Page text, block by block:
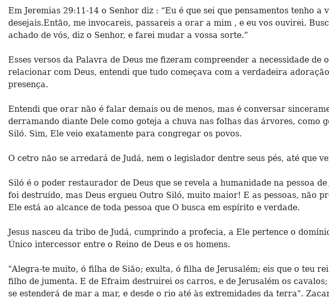
Em Jeremias 29:11-14 o Senhor diz : “Eu é que sei que pensamentos tenho
desejais.Então, me invocareis, passareis a orar a mim , e eu vos ouvirei.
achado de vós, diz o Senhor, e farei mudar a vossa sorte.”
Esses versos da Palavra de Deus me fizeram compreender a necessidade
relacionar com Deus, entendi que tudo começava com a verdadeira
presença.
Entendi que orar não é falar demais ou de menos, mas é conversar
derramando diante Dele como goteja a chuva nas folhas das árvores, como
Siló. Sim, Ele veio exatamente para congregar os povos.
O cetro não se arredará de Judá, nem o legislador dentre seus pés, até que
Siló é o poder restaurador de Deus que se revela a humanidade na pessoa
foi destruído, mas Deus ergueu Outro Siló, muito maior! E as pessoas, não
Ele está ao alcance de toda pessoa que O busca em espírito e verdade.
Jesus nasceu da tribo de Judá, cumprindo a profecia, a Ele pertence o
Único intercessor entre o Reino de Deus e os homens.
"Alegra-te muito, ó filha de Sião; exulta, ó filha de Jerusalém; eis que o teu
filho de jumenta. E de Efraim destruirei os carros, e de Jerusalém os
se estenderá de mar a mar, e desde o rio até às extremidades da terra".